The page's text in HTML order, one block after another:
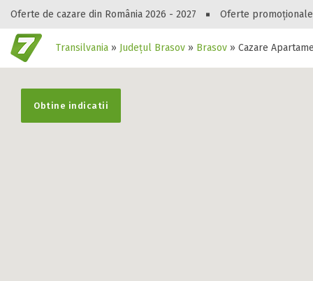
Oferte de cazare din România 2026 - 2027 Oferte promoționale
Transilvania » Județul Brasov » Brasov » Cazare
Gasești
Obtine indicatii